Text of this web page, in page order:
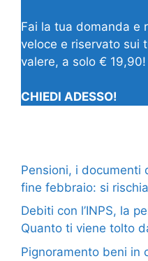
Fai la tua domanda e
veloce e riservato sui
valere, a solo € 19,90!
CHIEDI ADESSO!
Pensioni, i documenti
fine febbraio: si rischia
Debiti con l’INPS, la
Quanto ti viene tolto
Pignoramento beni in